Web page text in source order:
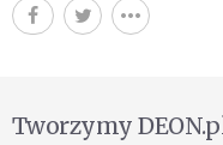
Tworzymy